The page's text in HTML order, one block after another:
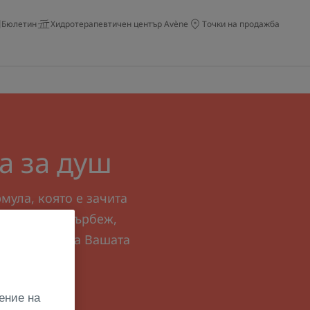
Бюлетин Хидротерапевтичен център Avène Точки на продажба
за душ
която е зачита
против сърбеж,
подходящ за Вашата
на